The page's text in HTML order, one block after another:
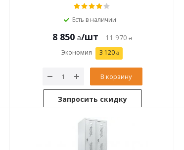
Есть в наличии
8 850 /шт 11 970
Экономия 3 120
В корзину
Запросить скидку